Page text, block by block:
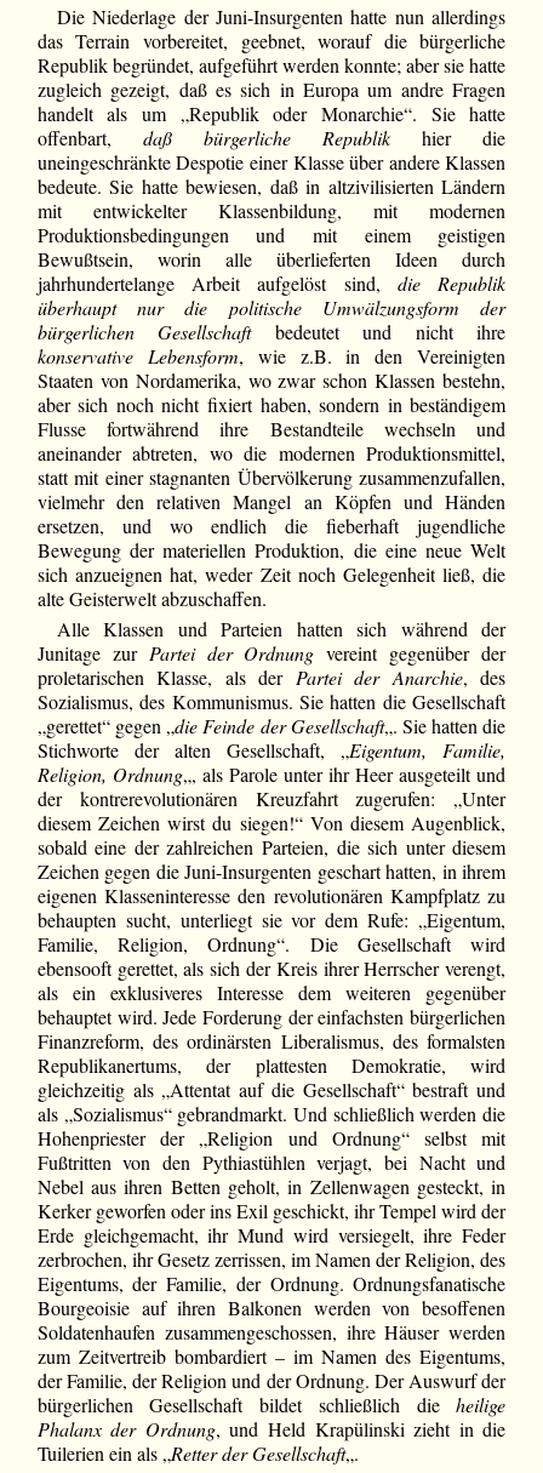
Die Niederlage der Juni-Insurgenten hatte nun allerdings
das Terrain vorbereitet, geebnet, worauf die bürgerliche
Republik begründet, aufgeführt werden konnte; aber sie hatte
zugleich gezeigt, daß es sich in Europa um andre Fragen
handelt als um „Republik oder Monarchie“. Sie hatte
offenbart, daß bürgerliche Republik hier die
uneingeschränkte Despotie einer Klasse über andere Klassen
bedeute. Sie hatte bewiesen, daß in altzivilisierten Ländern
mit entwickelter Klassenbildung, mit modernen
Produktionsbedingungen und mit einem geistigen
Bewußtsein, worin alle überlieferten Ideen durch
jahrhundertelange Arbeit aufgelöst sind, die Republik
überhaupt nur die politische Umwälzungsform der
bürgerlichen Gesellschaftbedeutet und nicht ihre
konservative Lebensform, wie z.B. in den Vereinigten
Staaten von Nordamerika, wo zwar schon Klassen bestehn,
aber sich noch nicht fixiert haben, sondern in beständigem
Flusse fortwährend ihre Bestandteile wechseln und
aneinander abtreten, wo die modernen Produktionsmittel,
statt mit einer stagnanten Übervölkerung zusammenzufallen,
vielmehr den relativen Mangel an Köpfen und Händen
ersetzen, und wo endlich die fieberhaft jugendliche
Bewegung der materiellen Produktion, die eine neue Welt
sich anzueignen hat, weder Zeit noch Gelegenheit ließ, die
alte Geisterwelt abzuschaffen.
Alle Klassen und Parteien hatten sich während der
Junitage zur Partei der Ordnung vereint gegenüber der
proletarischen Klasse, als der Partei der Anarchie, des
Sozialismus, des Kommunismus. Sie hatten die Gesellschaft
„gerettet“ gegen „die Feinde der Gesellschaft„. Sie hatten die
Stichworte der alten Gesellschaft, „Eigentum, Familie,
Religion, Ordnung„, als Parole unter ihr Heer ausgeteilt und
der kontrerevolutionären Kreuzfahrt zugerufen: „Unter
diesem Zeichen wirst du siegen!“ Von diesem Augenblick,
sobald eine der zahlreichen Parteien, die sich unter diesem
Zeichen gegen die Juni-Insurgenten geschart hatten, in ihrem
eigenen Klasseninteresse den revolutionären Kampfplatz zu
behaupten sucht, unterliegt sie vor dem Rufe: „Eigentum,
Familie, Religion, Ordnung“. Die Gesellschaft wird
ebensooft gerettet, als sich der Kreis ihrer Herrscher verengt,
als ein exklusiveres Interesse dem weiteren gegenüber
behauptet wird. Jede Forderung der einfachsten bürgerlichen
Finanzreform, des ordinärsten Liberalismus, des formalsten
Republikanertums, der plattesten Demokratie, wird
gleichzeitig als „Attentat auf die Gesellschaft“ bestraft und
als „Sozialismus“ gebrandmarkt. Und schließlich werden die
Hohenpriester der „Religion und Ordnung“ selbst mit
Fußtritten von den Pythiastühlen verjagt, bei Nacht und
Nebel aus ihren Betten geholt, in Zellenwagen gesteckt, in
Kerker geworfen oder ins Exil geschickt, ihr Tempel wird der
Erde gleichgemacht, ihr Mund wird versiegelt, ihre Feder
zerbrochen, ihr Gesetz zerrissen, im Namen der Religion, des
Eigentums, der Familie, der Ordnung. Ordnungsfanatische
Bourgeoisie auf ihren Balkonen werden von besoffenen
Soldatenhaufen zusammengeschossen, ihre Häuser werden
zum Zeitvertreib bombardiert – im Namen des Eigentums,
der Familie, der Religion und der Ordnung. Der Auswurf der
bürgerlichen Gesellschaft bildet schließlich dieheilige
Phalanx der Ordnung, und Held Krapülinski zieht in die
Tuilerien ein als „Retter der Gesellschaft„.